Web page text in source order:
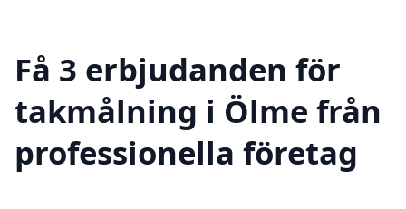
Få 3 erbjudanden för
takmålning i Ölme från
professionella företag